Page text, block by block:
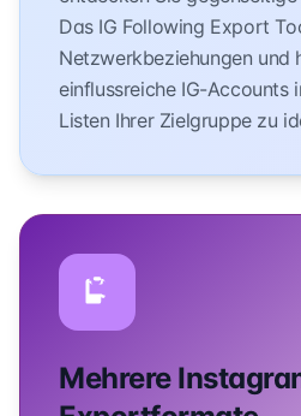
Das IG Following Export
Netzwerkbeziehungen und
einflussreiche IG-Accounts
Listen Ihrer Zielgruppe zu
Mehrere